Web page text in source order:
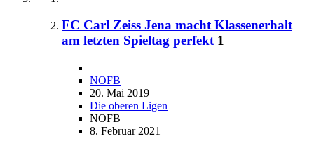
FC Carl Zeiss Jena macht Klassenerhalt
am letzten Spieltag perfekt 1
NOFB
20. Mai 2019
Die oberen Ligen
NOFB
8. Februar 2021